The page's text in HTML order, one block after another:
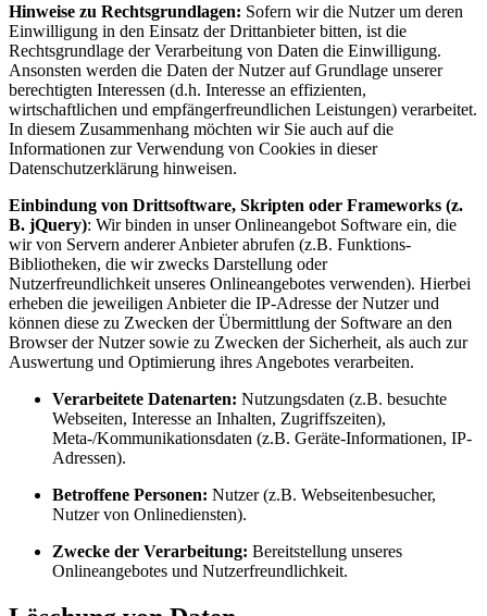
Hinweise zu Rechtsgrundlagen: Sofern wir die Nutzer um deren
Einwilligung in den Einsatz der Drittanbieter bitten, ist die
Rechtsgrundlage der Verarbeitung von Daten die Einwilligung.
Ansonsten werden die Daten der Nutzer auf Grundlage unserer
berechtigten Interessen (d.h. Interesse an effizienten,
wirtschaftlichen und empfängerfreundlichen Leistungen) verarbeitet.
In diesem Zusammenhang möchten wir Sie auch auf die
Informationen zur Verwendung von Cookies in dieser
Datenschutzerklärung hinweisen.
Einbindung von Drittsoftware, Skripten oder Frameworks (z.
B. jQuery): Wir binden in unser Onlineangebot Software ein, die
wir von Servern anderer Anbieter abrufen (z.B. Funktions-
Bibliotheken, die wir zwecks Darstellung oder
Nutzerfreundlichkeit unseres Onlineangebotes verwenden). Hierbei
erheben die jeweiligen Anbieter die IP-Adresse der Nutzer und
können diese zu Zwecken der Übermittlung der Software an den
Browser der Nutzer sowie zu Zwecken der Sicherheit, als auch zur
Auswertung und Optimierung ihres Angebotes verarbeiten.
Verarbeitete Datenarten: Nutzungsdaten (z.B. besuchte
Webseiten, Interesse an Inhalten, Zugriffszeiten),
Meta-/Kommunikationsdaten (z.B. Geräte-Informationen, IP-
Adressen).
Betroffene Personen: Nutzer (z.B. Webseitenbesucher,
Nutzer von Onlinediensten).
Zwecke der Verarbeitung: Bereitstellung unseres
Onlineangebotes und Nutzerfreundlichkeit.